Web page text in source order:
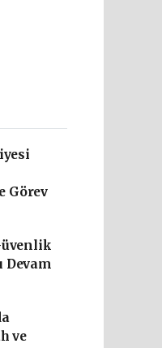
Görev
Devam
ve